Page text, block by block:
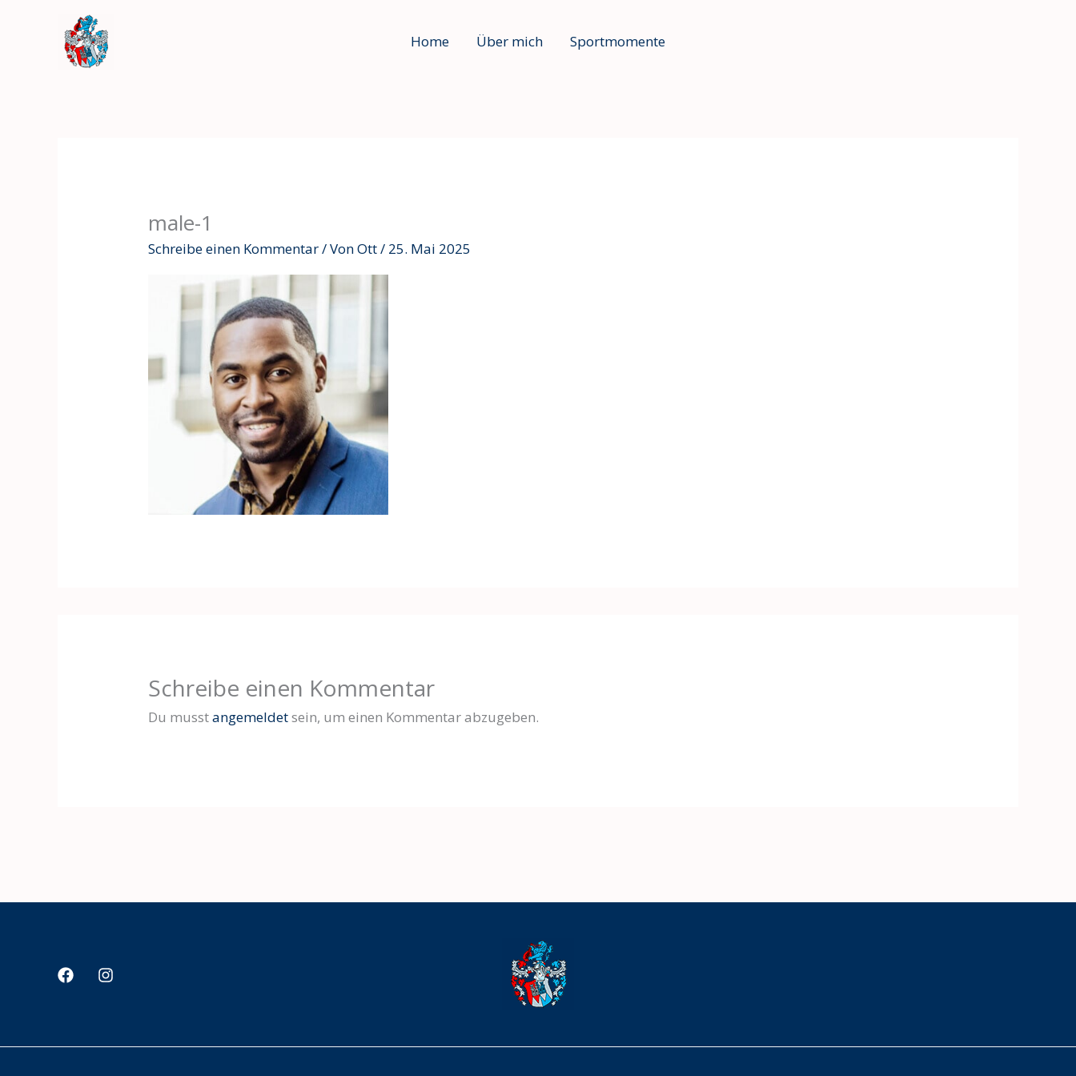
Home Über mich Sportmomente
male-1
Schreibe einen Kommentar/ VonOtt/ 25. Mai 2025
Schreibe einen Kommentar
Du musstangemeldetsein, um einen Kommentar abzugeben.